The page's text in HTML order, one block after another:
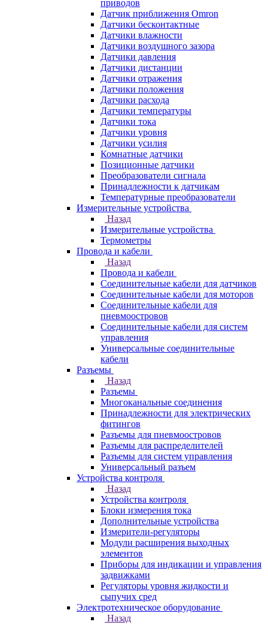
приводов
Датчик приближения Omron
Датчики бесконтактные
Датчики влажности
Датчики воздушного зазора
Датчики давления
Датчики дистанции
Датчики отражения
Датчики положения
Датчики расхода
Датчики температуры
Датчики тока
Датчики уровня
Датчики усилия
Комнатные датчики
Позиционные датчики
Преобразователи сигнала
Принадлежности к датчикам
Температурные преобразователи
Измерительные устройства
Назад
Измерительные устройства
Термометры
Провода и кабели
Назад
Провода и кабели
Соединительные кабели для датчиков
Соединительные кабели для моторов
Соединительные кабели для
пневмоостровов
Соединительные кабели для систем
управления
Универсальные соединительные
кабели
Разъемы
Назад
Разъемы
Многоканальные соединения
Принадлежности для электрических
фитингов
Разъемы для пневмоостровов
Разъемы для распределителей
Разъемы для систем управления
Универсальный разъем
Устройства контроля
Назад
Устройства контроля
Блоки измерения тока
Дополнительные устройства
Измерители-регуляторы
Модули расширения выходных
элементов
Приборы для индикации и управления
задвижками
Регуляторы уровня жидкости и
сыпучих сред
Электротехническое оборудование
Назад